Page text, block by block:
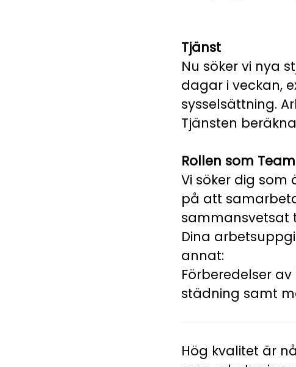
Tjänst
Nu söker vi nya
dagar i veckan,
sysselsättning.
Tjänsten
Rollen som
Vi söker dig
på att
sammansvetsat
Dina
annat:
Förberedelser
städning samt
Hög kvalitet är